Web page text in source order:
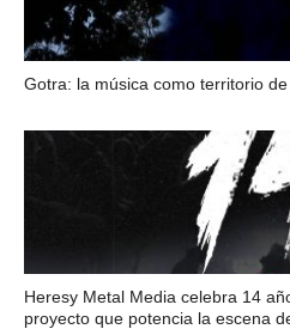
Gotra: la música como territorio
Heresy Metal Media celebra 14
proyecto que potencia la escena